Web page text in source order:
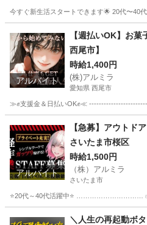
今すぐ新生活スタートできます🌟 20代〜40
工場 未経験
アルバイト
【週払いOK】お
西尾市】
時給1,400円
(株)アルミラ
愛知県 西尾市
≫✊支援金＆日払いOK✊≪
倉庫 時給
アルバイト
【急募】アウトド
さいたま市桜区
時給1,500円
（株）アルミラ
さいたま市
⭐20代～40代活躍中⭐ ………………………… ✅
倉庫 給料
＼人生の再起動ボ